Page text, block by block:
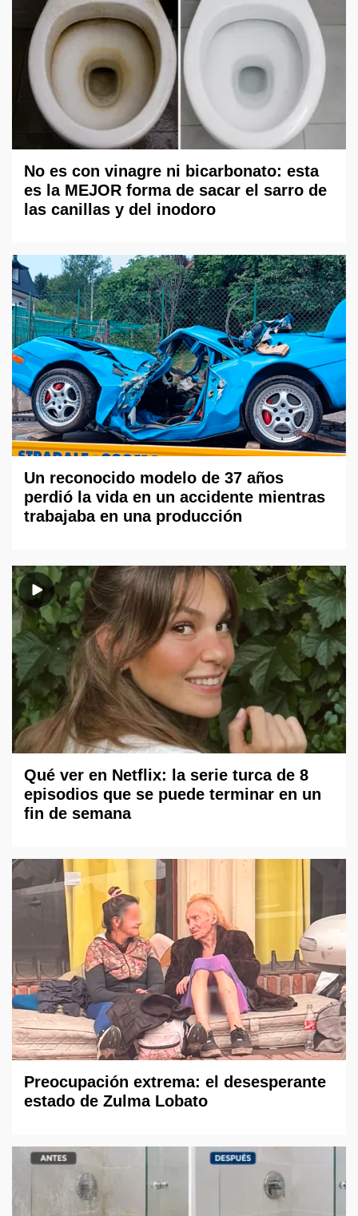
No es con vinagre ni bicarbonato: esta
es la MEJOR forma de sacar el sarro de
las canillas y del inodoro
Un reconocido modelo de 37 años
perdió la vida en un accidente mientras
trabajaba en una producción
Qué ver en Netflix: la serie turca de 8
episodios que se puede terminar en un
fin de semana
Preocupación extrema: el desesperante
estado de Zulma Lobato